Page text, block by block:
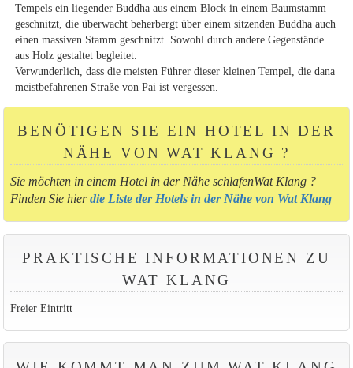
Tempels ein liegender Buddha aus einem Block in einem Baumstamm
geschnitzt, die überwacht beherbergt über einem sitzenden Buddha auch
einen massiven Stamm geschnitzt. Sowohl durch andere Gegenstände
aus Holz gestaltet begleitet.
Verwunderlich, dass die meisten Führer dieser kleinen Tempel, die dana
meistbefahrenen Straße von Pai ist vergessen.
BENÖTIGEN SIE EIN HOTEL IN DER
NÄHE VON WAT KLANG ?
Sie möchten in einem Hotel in der Nähe schlafenWat Klang ?
Finden Sie hierdie Liste der Hotels in der Nähe von Wat Klang
PRAKTISCHE INFORMATIONEN ZU
WAT KLANG
Freier Eintritt